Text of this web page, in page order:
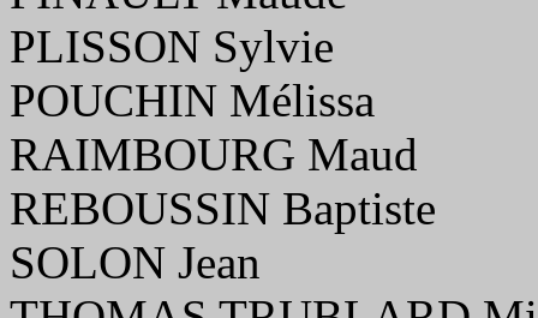
PLISSON Sylvie
POUCHIN Mélissa
RAIMBOURG Maud
REBOUSSIN Baptiste
SOLON Jean